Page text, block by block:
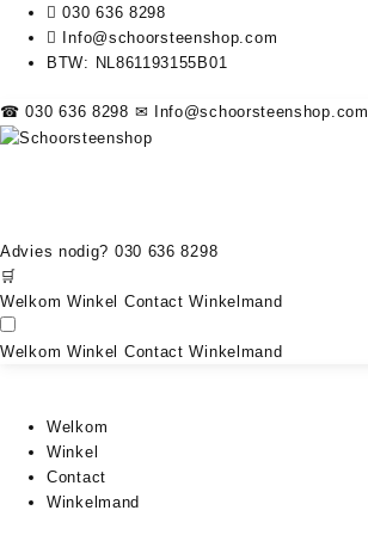
030 636 8298
Info@schoorsteenshop.com
BTW: NL861193155B01
☎ 030 636 8298 ✉ Info@schoorsteenshop.com
Advies nodig? 030 636 8298
🛒
Welkom Winkel Contact Winkelmand
Welkom Winkel Contact Winkelmand
Welkom
Winkel
Contact
Winkelmand